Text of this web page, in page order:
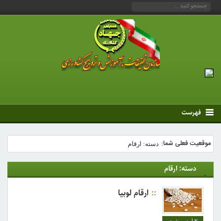
فهرست
موقعیت فعلی شما: دسته: ارقام
دسته: ارقام
ارقام لوبیا